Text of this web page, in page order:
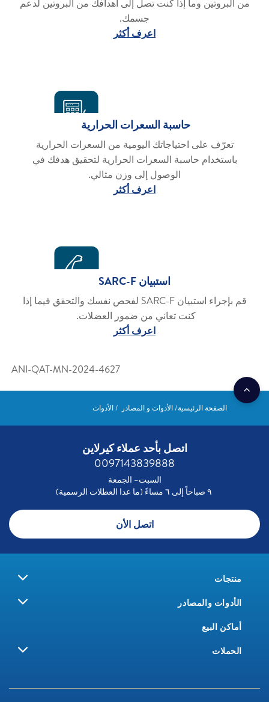
من البروتين وما إذا كنت تصل إلى أهدافك من البروتين لدعم
جسمك.
اعرف أكثر
حاسبة السعرات الحرارية
تعرّف على احتياجاتك اليومية من السعرات الحرارية
باستخدام حاسبة السعرات الحرارية لتحقيق هدفك في
الوصول إلى وزن مثالي.
اعرف أكثر
استبيان SARC-F
قم بإجراء استبيان SARC-F لفحص نفسك والتحقق فيما إذا
كنت تعاني من ضمور العضلات.
اعرف أكثر
ANI-QAT-MN-2024-4627
الصفحة الرئيسية الأدوات و المصادر الأدوات
اتصل بأحد عملاء كيرلاين
0097143839888
السبت– الجمعة
اتصل الأن
منتجات
الأدوات والمصادر
أماكن البيع
الحملات